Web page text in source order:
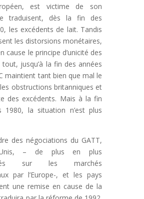
est victime de son
traduisent, dès la fin des
les excédents de lait. Tandis
les distorsions monétaires,
cause le principe d’unicité des
jusqu’à la fin des années
maintient tant bien que mal le
obstructions britanniques et
des excédents. Mais à la fin
1980, la situation n’est plus
des négociations du GATT,
Unis, – de plus en plus
sur les marchés
par l’Europe-, et les pays
une remise en cause de la